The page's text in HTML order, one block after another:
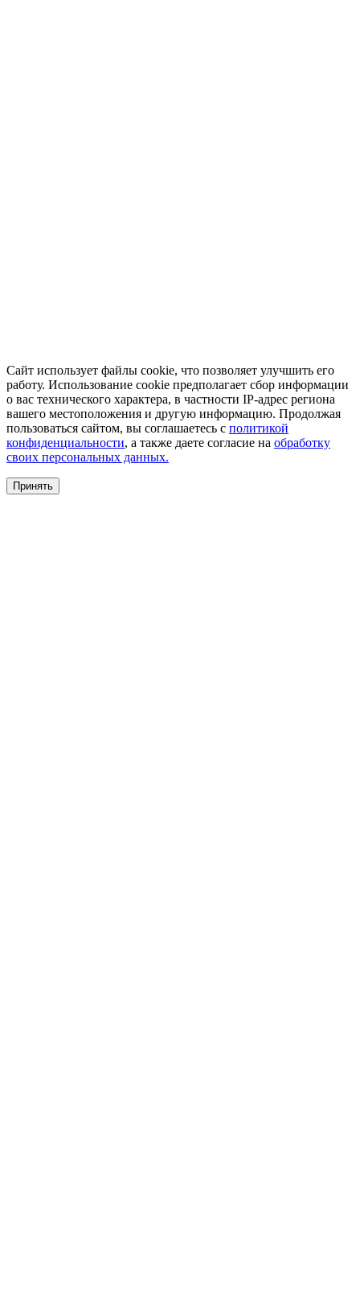
Сайт использует файлы cookie, что позволяет улучшить его
работу. Использование cookie предполагает сбор информации
о вас технического характера, в частности IP-адрес региона
вашего местоположения и другую информацию. Продолжая
пользоваться сайтом, вы соглашаетесь с политикой
конфиденциальности, а также даете согласие на обработку
своих персональных данных.
Принять